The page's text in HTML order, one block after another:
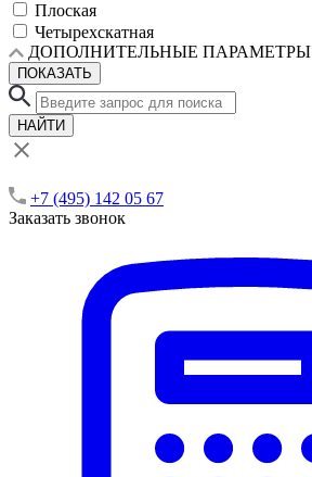
Плоская
Четырехскатная
ДОПОЛНИТЕЛЬНЫЕ ПАРАМЕТРЫ
ПОКАЗАТЬ
НАЙТИ
+7 (495) 142 05 67
Заказать звонок